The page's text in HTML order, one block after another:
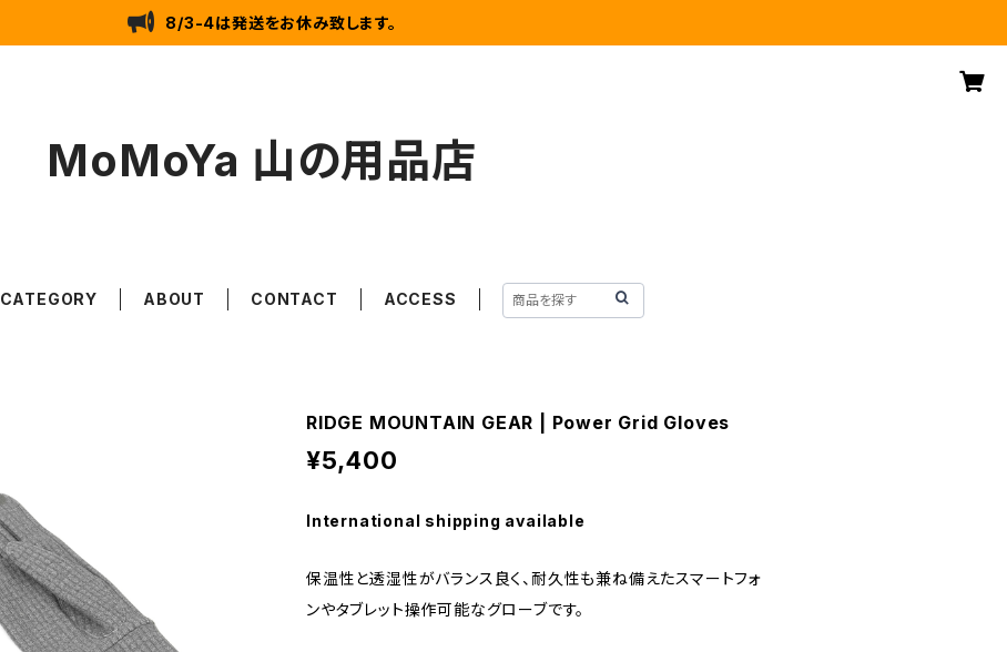
8/3-4は発送をお休み致します。
MoMoYa 山の用品店
CATEGORY ABOUT CONTACT ACCESS
RIDGE MOUNTAIN GEAR | Power Grid Gloves
¥5,400
International shipping available
保温性と透湿性がバランス良く、耐久性も兼ね備えたスマートフォ
ンやタブレット操作可能なグローブです。